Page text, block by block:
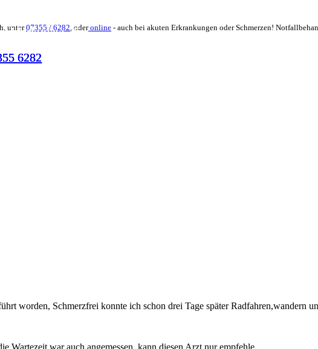
Marktplatz 25
6282
Marktplatz 25
6282
Marktplatz 25
6282
unter07355 / 6282 , oderonline - auch bei akuten Erkrankungen oder Schmerzen!
worden, Schmerzfrei konnte ich schon drei Tage später Radfahren,wandern